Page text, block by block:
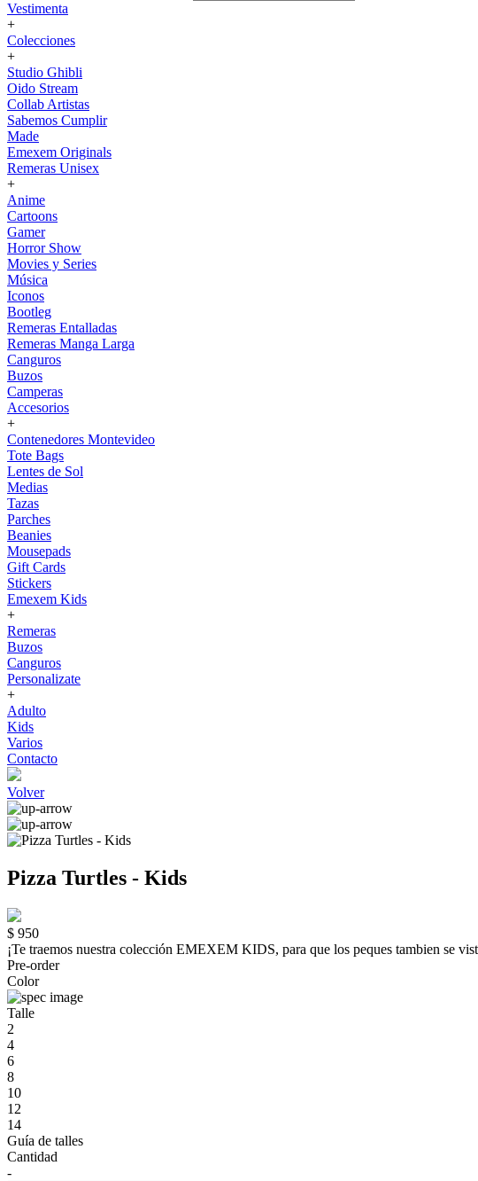
Vestimenta
+
Colecciones
+
Studio Ghibli
Oido Stream
Collab Artistas
Sabemos Cumplir
Made
Emexem Originals
Remeras Unisex
+
Anime
Cartoons
Gamer
Horror Show
Movies y Series
Música
Iconos
Bootleg
Remeras Entalladas
Remeras Manga Larga
Canguros
Buzos
Camperas
Accesorios
+
Contenedores Montevideo
Tote Bags
Lentes de Sol
Medias
Tazas
Parches
Beanies
Mousepads
Gift Cards
Stickers
Emexem Kids
+
Remeras
Buzos
Canguros
Personalizate
+
Adulto
Kids
Varios
Contacto
Volver
Pizza Turtles - Kids
$ 950
¡Te traemos nuestra colección EMEXEM KIDS, para que los peques tambien se
Pre-order
Color
Talle
2
4
6
8
10
12
14
Guía de talles
Cantidad
-